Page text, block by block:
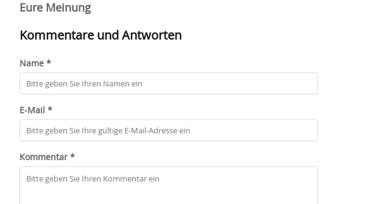
Eure Meinung
Kommentare und Antworten
Name *
E-Mail *
Kommentar *